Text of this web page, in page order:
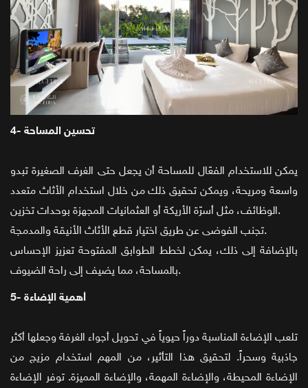
4- تحسين المساحة
يمكن للاستخدام الفعّال للمساحة أن يجعل حتى الغرف الصغيرة تبدو
واسعة ومريحة، ويمكن تحقيق ذلك من خلال استخدام الأثاث متعدد
الوظائف، مثل أسرّة الأريكة أو العثمانيات المجهزة بوحدات تخزين.
تجنب الفوضى عن طريق اختيار قطع الأثاث الأنيقة والمدمجة.
بالإضافة إلى ذلك، يمكن لخطط الطوابق المفتوحة تعزيز الإحساس
بالمساحة، مما يضيف إلى راحة الضيوف.
5- أهمية الإضاءة
تلعب الإضاءة المناسبة دوراً حيوياً في تحويل أجواء الغرفة وجعلها أكثر
جاذبية وسحراً. لتحقيق هذا التأثير، من المهم استخدام مزيج من
الإضاءة المحيطة، والإضاءة المهمة، والإضاءة المميزة. توفر الإضاءة